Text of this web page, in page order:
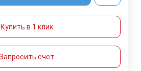
Купить в 1 клик
счет